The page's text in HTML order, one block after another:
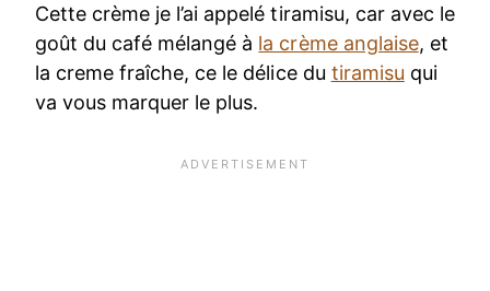
Cette crème je l’ai appelé tiramisu, car avec le
goût du café mélangé à la crème anglaise, et
la creme fraîche, ce le délice du tiramisu qui
va vous marquer le plus.